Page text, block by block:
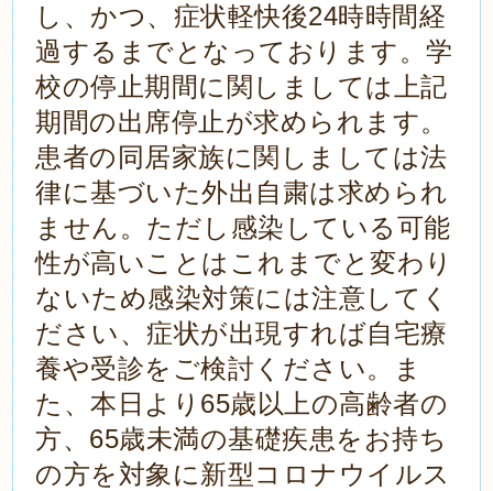
し、かつ、症状軽快後24時時間経
過するまでとなっております。学
校の停止期間に関しましては上記
期間の出席停止が求められます。
患者の同居家族に関しましては法
律に基づいた外出自粛は求められ
ません。ただし感染している可能
性が高いことはこれまでと変わり
ないため感染対策には注意してく
ださい、症状が出現すれば自宅療
養や受診をご検討ください。ま
た、本日より65歳以上の高齢者の
方、65歳未満の基礎疾患をお持ち
の方を対象に新型コロナウイルス